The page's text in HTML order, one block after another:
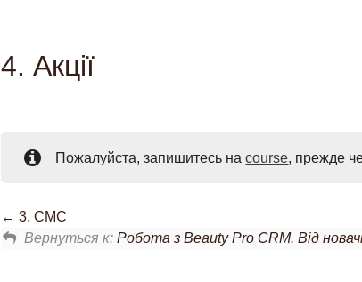
4. Акції
Пожалуйста, запишитесь наcourse, прежде
3. СМС
Вернуться к: Робота з Beauty Pro CRM. Від